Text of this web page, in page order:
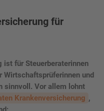
für
ist für Steuerberaterinnen
Wirtschaftsprüferinnen und
sinnvoll. Vor allem lohnt
Krankenversicherung ,